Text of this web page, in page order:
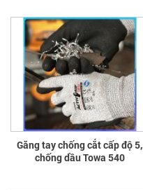
Găng tay chống cắt cấp độ 5,
chống dầu Towa 540